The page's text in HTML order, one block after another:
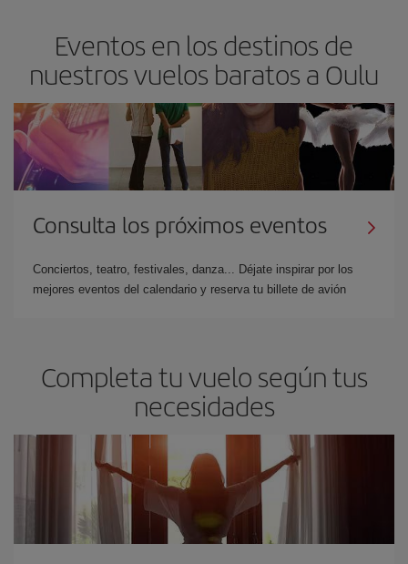
Eventos en los destinos de
nuestros vuelos baratos a Oulu
Consulta los próximos eventos
Conciertos, teatro, festivales, danza... Déjate inspirar por los
mejores eventos del calendario y reserva tu billete de avión
Completa tu vuelo según tus
necesidades